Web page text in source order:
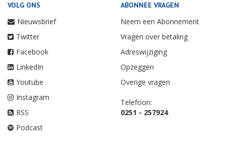
VOLG ONS
Nieuwsbrief
Twitter
Facebook
LinkedIn
Youtube
Instagram
RSS
Podcast
ABONNEE VRAGEN
Neem een Abonnement
Vragen over betaling
Adreswijziging
Opzeggen
Overige vragen
Telefoon:
0251 - 257924